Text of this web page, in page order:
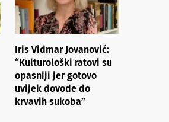
Iris Vidmar Jovanović:
“Kulturološki ratovi su
opasniji jer gotovo
uvijek dovode do
krvavih sukoba”